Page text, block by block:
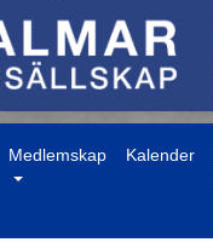
Medlemskap Kalender